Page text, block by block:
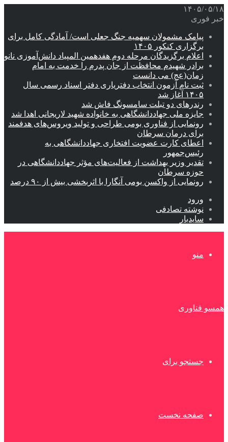
۱۴۰۵/۰۵/۱۸
خبر فوری
پیامک مشمولان سهمیه جنگ جعلی است/ آمادگی کامل برای
برگزاری کنکور ۱۴۰۵
اعلام برگزیدگان مرحله دوم هفدهمین المپیاد دانش‌آموزی نانو
برادر شهیدم محافظت از جان پدرم را خدمت به امام
زمان(عج) می دانست
ثبت نام آزمون انتخاب دفتریاری دفتر اسناد رسمی سال
۱۴۰۵ آغاز شد
رندرهای دو تبلت سامسونگ فاش شد
جایزه ملی جهاددانشگاهی به خانواده شهید لاریجانی اهدا شد
رونمایی از فناوری بومی طراحی و تولید ویروس‌های هدفمند
برای درمان سرطان
اعطای کارت عضویت افتخاری جهاددانشگاهی به
رئیس‌جمهور
تقدیر وزیر بهداشت از فعالیت‌های مؤثر جهاددانشگاهی در
حوزه سرطان
رونمایی از واکسن بومی آنگارا با اثربخشی بیش از ۹۰ درصد
ورود
نوشته تصادفی
سایدبار
منو
همسو فناوری
جستجو برای
صفحه نخست